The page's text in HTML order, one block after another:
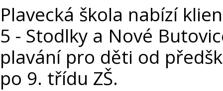
Plavecká škola nabízí
5 - Stodlky a Nové
plavání pro děti od
po 9. třídu ZŠ.